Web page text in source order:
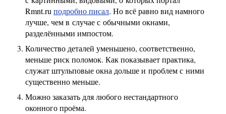
Rmnt.ru подробно писал. Но всё равно вид намного
лучше, чем в случае с обычными окнами,
разделёнными импостом.
Количество деталей уменьшено, соответственно,
меньше риск поломок. Как показывает практика,
служат штульповые окна дольше и проблем с ними
существенно меньше.
Можно заказать для любого нестандартного
оконного проёма.